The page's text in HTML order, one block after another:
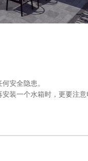
安全隐患。
一个水箱时，更要注意